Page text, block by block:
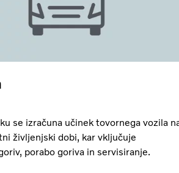
se izračuna učinek tovornega vozila
življenjski dobi, kar vključuje
porabo goriva in servisiranje.